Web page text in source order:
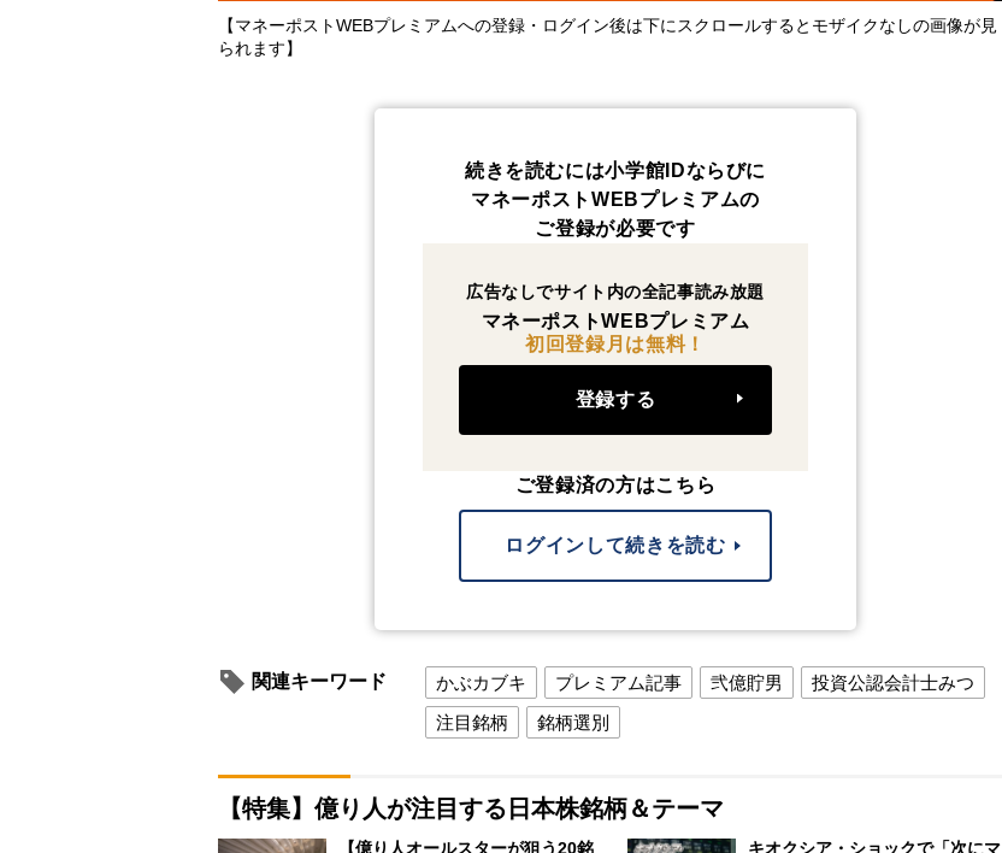
【マネーポストWEBプレミアムへの登録・ログイン後は下にスクロールするとモザイクなしの画像が見
られます】
続きを読むには小学館IDならびに
マネーポストWEBプレミアムの
ご登録が必要です
広告なしでサイト内の全記事読み放題
マネーポストWEBプレミアム
初回登録月は無料！
登録する
ご登録済の方はこちら
ログインして続きを読む
関連キーワード かぶカブキ プレミアム記事 弐億貯男
投資公認会計士みつ
注目銘柄
銘柄選別
【特集】億り人が注目する日本株銘柄＆テーマ
【億り人オールスターが狙う20銘 キオクシア・ショックで「次にマ